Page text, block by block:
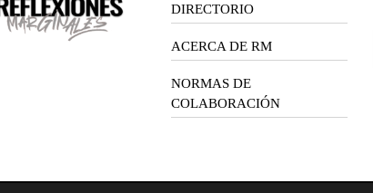
DIRECTORIO
ACERCA DE RM
NORMAS DE
COLABORACIÓN